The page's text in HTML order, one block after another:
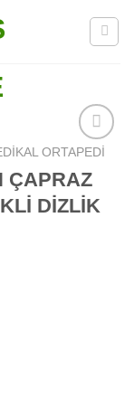
Add to
wishlist
ORTAPEDI
ÇAPRAZ
DİZLİK